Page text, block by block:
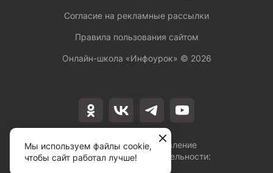
Лицензия на осуществление
образовательной деятельности:
Согласие на рекламные рассылки
Правила пользования сайтом
Онлайн-школа «Инфоурок» © 2026
Мы используем файлы cookie,
чтобы сайт работал лучше!